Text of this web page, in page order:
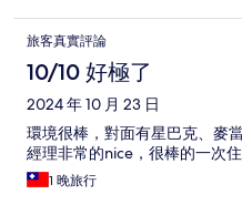
旅客真實評論
10/10 好極了
2024 年 10 月 23 日
環境很棒，對面有星巴克、麥
經理非常的nice，很棒的一次
1 晚旅行